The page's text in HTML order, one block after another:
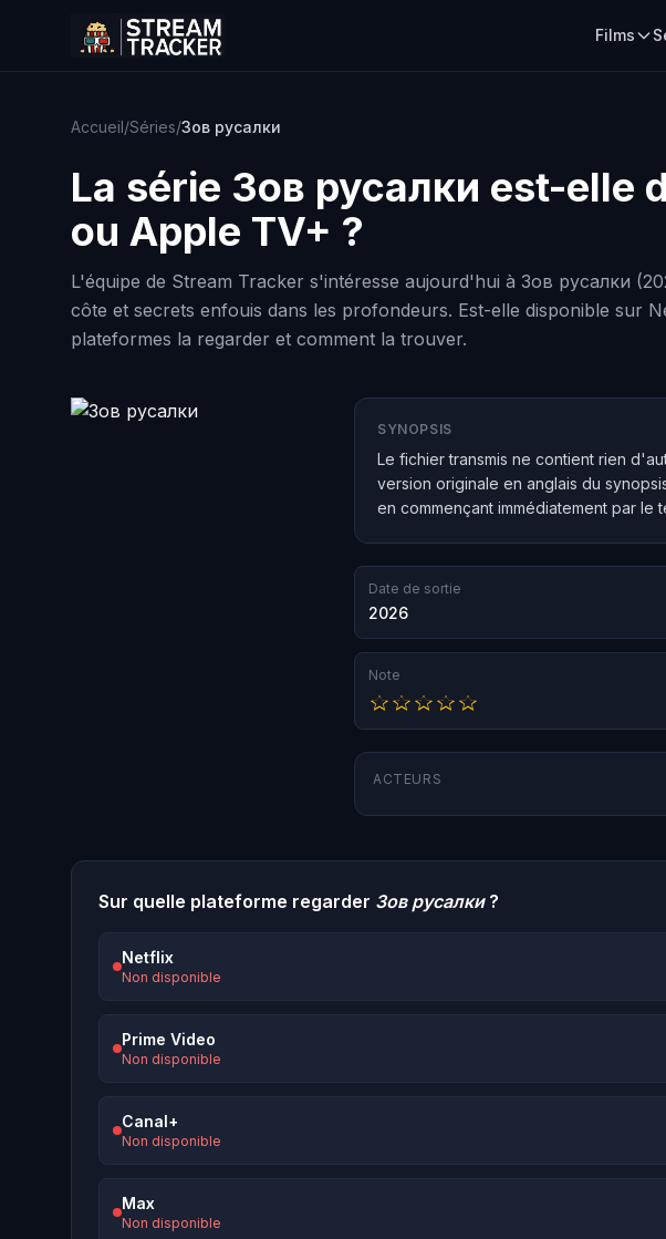
Films
Accueil/Séries/Зов русалки
La série Зов русалки est-elle
ou Apple TV+ ?
L'équipe de Stream Tracker s'intéresse aujourd'hui à Зов русалки
côte et secrets enfouis dans les profondeurs. Est-elle disponible sur
plateformes la regarder et comment la trouver.
SYNOPSIS
Le fichier transmis ne contient rien
version originale en anglais du
en commençant immédiatement par le
Date de sortie
2026
Note
ACTEURS
Sur quelle plateforme regarder Зов русалки?
Netflix
Non disponible
Prime Video
Non disponible
Canal+
Non disponible
Max
Non disponible